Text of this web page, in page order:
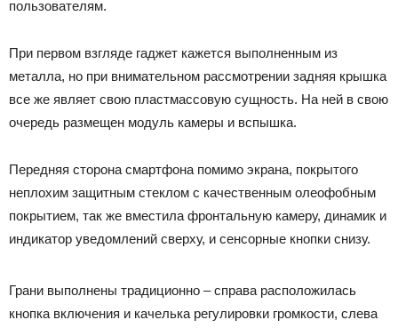
пользователям.
При первом взгляде гаджет кажется выполненным из
металла, но при внимательном рассмотрении задняя крышка
все же являет свою пластмассовую сущность. На ней в свою
очередь размещен модуль камеры и вспышка.
Передняя сторона смартфона помимо экрана, покрытого
неплохим защитным стеклом с качественным олеофобным
покрытием, так же вместила фронтальную камеру, динамик и
индикатор уведомлений сверху, и сенсорные кнопки снизу.
Грани выполнены традиционно – справа расположилась
кнопка включения и качелька регулировки громкости, слева